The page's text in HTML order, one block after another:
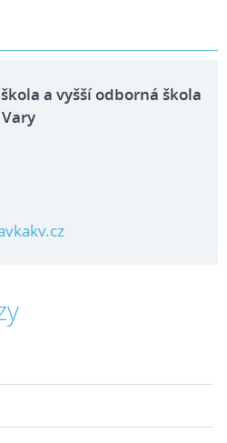
a vyšší odborná škola